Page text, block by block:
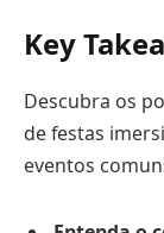
Key
Descubra os
de festas
eventos